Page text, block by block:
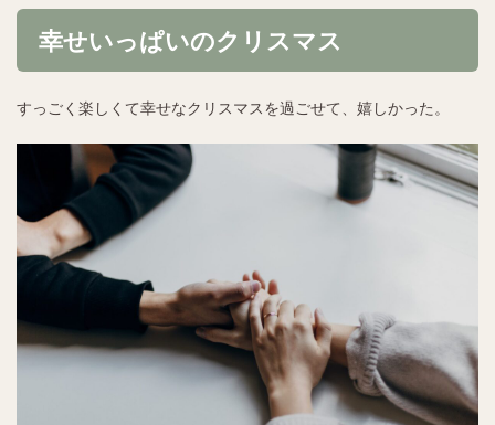
幸せいっぱいのクリスマス
すっごく楽しくて幸せなクリスマスを過ごせて、嬉しかった。